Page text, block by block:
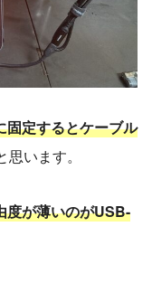
固定するとケーブル
います。
度が薄いのがUSB-